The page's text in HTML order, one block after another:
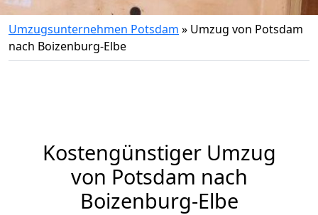
Umzugsunternehmen Potsdam » Umzug von Potsdam
nach Boizenburg-Elbe
Kostengünstiger Umzug
von Potsdam nach
Boizenburg-Elbe